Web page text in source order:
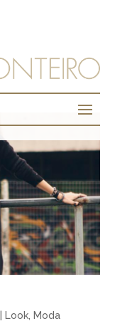
Look, Moda